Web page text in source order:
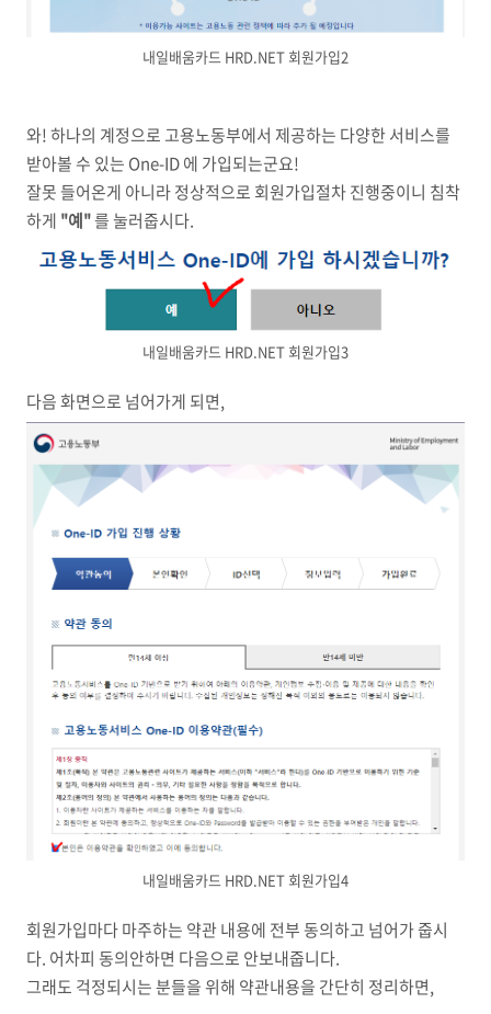
내일배움카드 HRD.NET 회원가입2
와! 하나의 계정으로 고용노동부에서 제공하는 다양한 서비스를
받아볼 수 있는 One-ID 에 가입되는군요!
잘못 들어온게 아니라 정상적으로 회원가입절차 진행중이니 침착
하게 "예"를 눌러줍시다.
내일배움카드 HRD.NET 회원가입3
다음 화면으로 넘어가게 되면,
내일배움카드 HRD.NET 회원가입4
회원가입마다 마주하는 약관 내용에 전부 동의하고 넘어가 줍시
다. 어차피 동의안하면 다음으로 안보내줍니다.
그래도 걱정되시는 분들을 위해 약관내용을 간단히 정리하면,